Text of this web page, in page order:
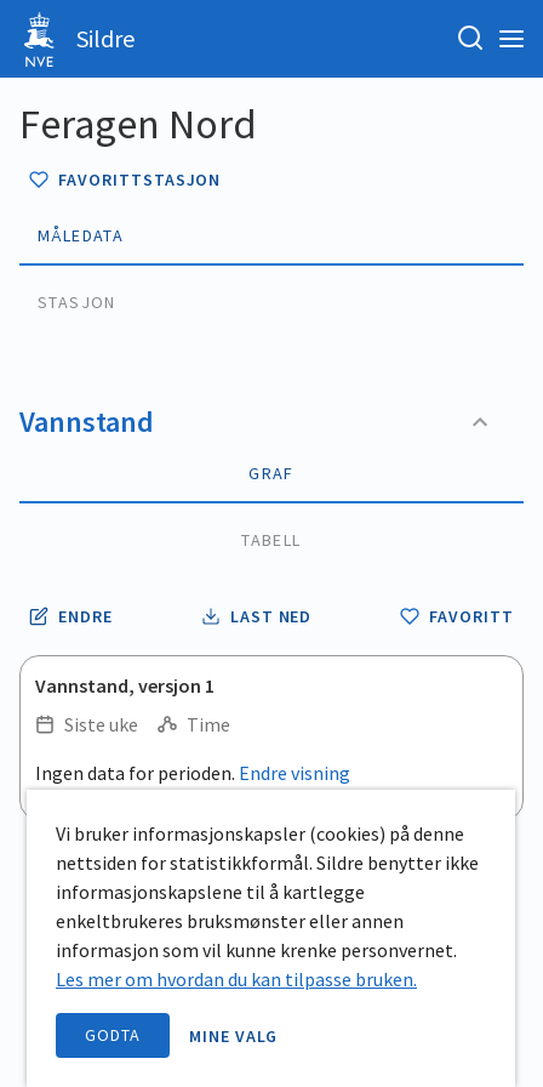
Sildre
Feragen Nord
FAVORITTSTASJON
MÅLEDATA
STASJON
Vannstand
GRAF
TABELL
ENDRE LAST NED FAVORITT
Vannstand, versjon 1
Siste uke
Time
Ingen data for perioden. Endre visning
Vi bruker informasjonskapsler (cookies) på denne
nettsiden for statistikkformål. Sildre benytter ikke
informasjonskapslene til å kartlegge
enkeltbrukeres bruksmønster eller annen
informasjon som vil kunne krenke personvernet.
Les mer om hvordan du kan tilpasse bruken.
GODTA MINE VALG